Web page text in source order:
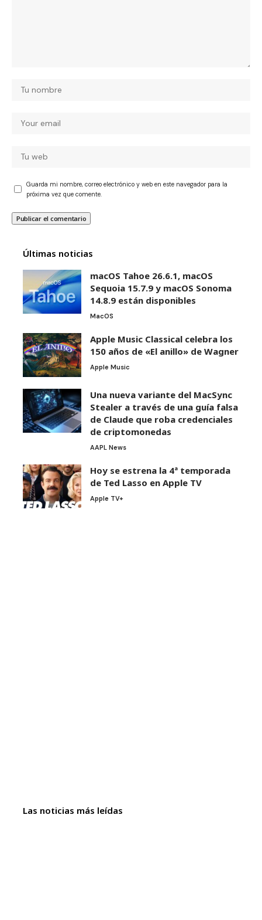
Guarda mi nombre, correo electrónico y web en este navegador para la
próxima vez que comente.
Últimas noticias
macOS Tahoe 26.6.1, macOS
Sequoia 15.7.9 y macOS Sonoma
14.8.9 están disponibles
MacOS
Apple Music Classical celebra los
150 años de «El anillo» de Wagner
Apple Music
Una nueva variante del MacSync
Stealer a través de una guía falsa
de Claude que roba credenciales
de criptomonedas
AAPL News
Hoy se estrena la 4ª temporada
de Ted Lasso en Apple TV
Apple TV+
Las noticias más leídas